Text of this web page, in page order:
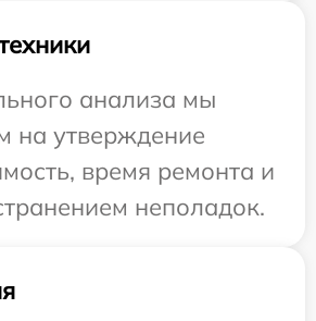
анализа мы
на утверждение
время ремонта и
неполадок.